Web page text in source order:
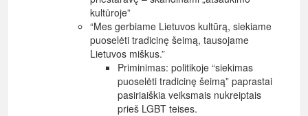
kultūroje”
“Mes gerbiame Lietuvos kultūrą, siekiame
puoselėti tradicinę šeimą, tausojame
Lietuvos miškus.”
Priminimas: politikoje “siekimas
puoselėti tradicinę šeimą” paprastai
pasiriaiškia veiksmais nukreiptais
prieš LGBT teises.